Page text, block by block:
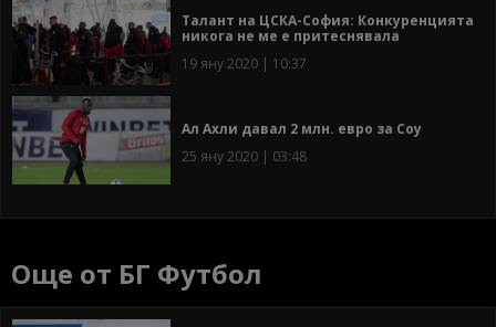
Талант на ЦСКА-София: Конкуренцията
никога не ме е притеснявала
19 яну 2020 | 10:37
Ал Ахли давал 2 млн. евро за Соу
25 яну 2020 | 03:48
Още от БГ Футбол